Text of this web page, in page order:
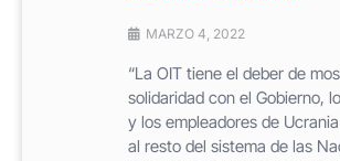
MARZO 4, 2022
“La OIT tiene el deber de
solidaridad con el Gobierno,
y los empleadores de
al resto del sistema de las